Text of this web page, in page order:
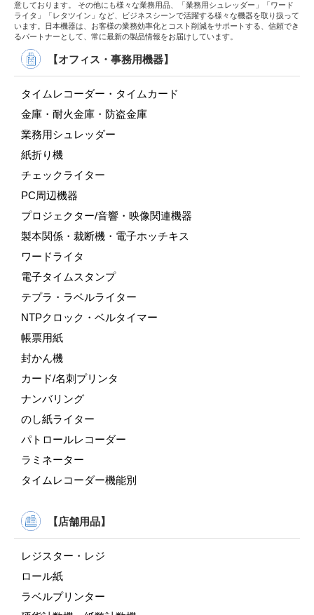
意しております。 その他にも様々な業務用品、「業務用シュレッダー」「ワード
ライタ」「レタツイン」など、ビジネスシーンで活躍する様々な機器を取り扱って
います。日本機器は、お客様の業務効率化とコスト削減をサポートする、信頼でき
るパートナーとして、常に最新の製品情報をお届けしています。
【オフィス・事務用機器】
タイムレコーダー・タイムカード
金庫・耐火金庫・防盗金庫
業務用シュレッダー
紙折り機
チェックライター
PC周辺機器
プロジェクター/音響・映像関連機器
製本関係・裁断機・電子ホッチキス
ワードライタ
電子タイムスタンプ
テプラ・ラベルライター
NTPクロック・ベルタイマー
帳票用紙
封かん機
カード/名刺プリンタ
ナンバリング
のし紙ライター
パトロールレコーダー
ラミネーター
タイムレコーダー機能別
【店舗用品】
レジスター・レジ
ロール紙
ラベルプリンター